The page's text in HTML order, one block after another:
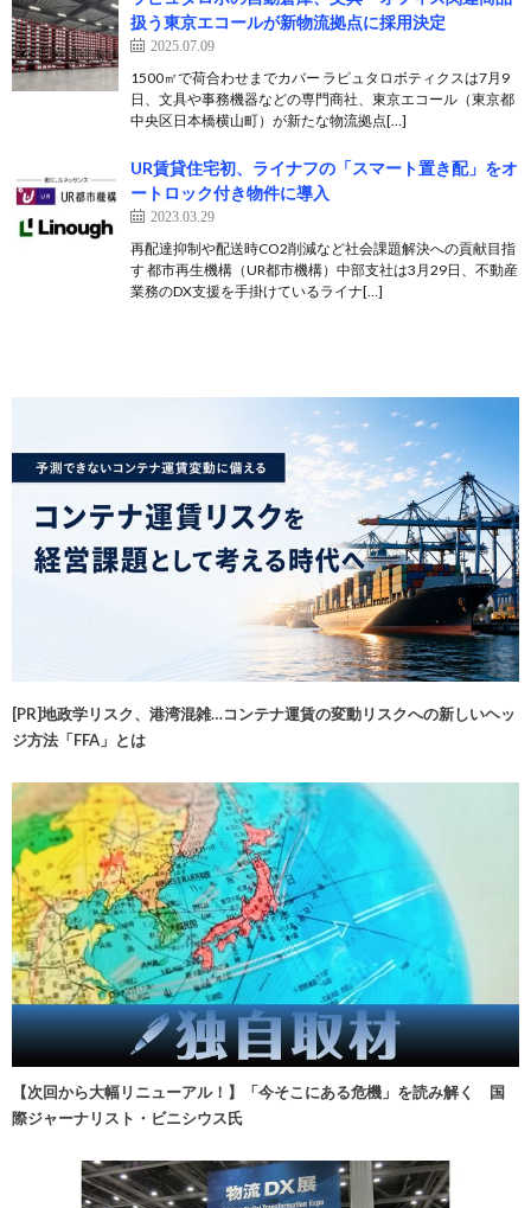
扱う東京エコールが新物流拠点に採用決定
2025.07.09
1500㎡で荷合わせまでカバー ラピュタロボティクスは7月9
日、文具や事務機器などの専門商社、東京エコール（東京都
中央区日本橋横山町）が新たな物流拠点[…]
UR賃貸住宅初、ライナフの「スマート置き配」をオ
ートロック付き物件に導入
2023.03.29
再配達抑制や配送時CO2削減など社会課題解決への貢献目指
す 都市再生機構（UR都市機構）中部支社は3月29日、不動産
業務のDX支援を手掛けているライナ[…]
[PR]地政学リスク、港湾混雑…コンテナ運賃の変動リスクへの新しいヘッ
ジ方法「FFA」とは
【次回から大幅リニューアル！】「今そこにある危機」を読み解く 国
際ジャーナリスト・ビニシウス氏